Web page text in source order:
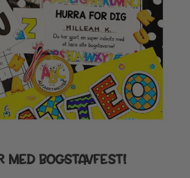
MED BOGSTAVFEST!